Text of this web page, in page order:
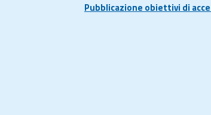
Pubblicazione obiettivi di